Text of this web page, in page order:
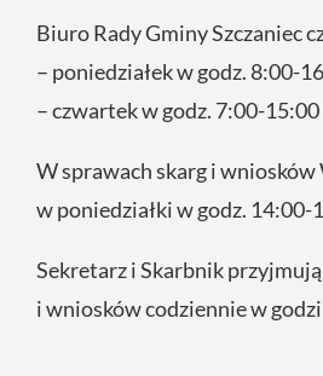
Biuro Rady Gminy Szczaniec
– poniedziałek w godz. 8:00-
– czwartek w godz. 7:00-15:00
W sprawach skarg i
w poniedziałki w godz. 14:00-
Sekretarz i Skarbnik
i wniosków codziennie w